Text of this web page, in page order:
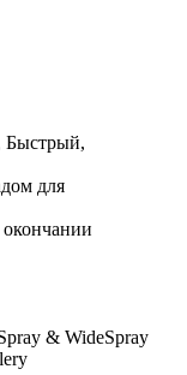
для
& WideSpray